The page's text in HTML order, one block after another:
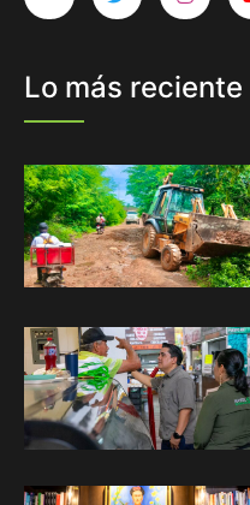
Lo más reciente